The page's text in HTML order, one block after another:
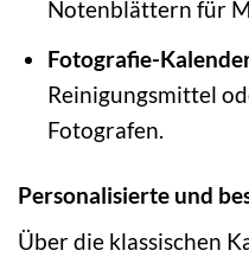
Notenblättern für
Fotografie-
Reinigungsmittel
Fotografen.
Personalisierte und
Über die klassischen